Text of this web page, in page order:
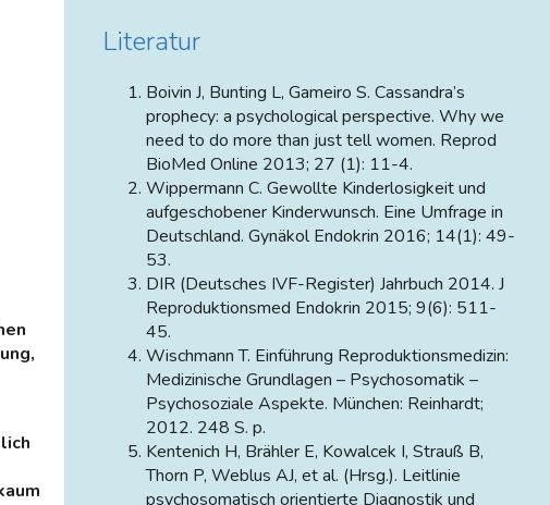
Literatur
Boivin J, Bunting L, Gameiro S. Cassandra’s
prophecy: a psychological perspective. Why we
need to do more than just tell women. Reprod
BioMed Online 2013; 27 (1): 11-4.
Wippermann C. Gewollte Kinderlosigkeit und
aufgeschobener Kinderwunsch. Eine Umfrage in
Deutschland. Gynäkol Endokrin 2016; 14(1): 49-
53.
DIR (Deutsches IVF-Register) Jahrbuch 2014. J
Reproduktionsmed Endokrin 2015; 9(6): 511-
45.
Wischmann T. Einführung Reproduktionsmedizin:
Medizinische Grundlagen – Psychosomatik –
Psychosoziale Aspekte. München: Reinhardt;
2012. 248 S. p.
Kentenich H, Brähler E, Kowalcek I, Strauß B,
Thorn P, Weblus AJ, et al. (Hrsg.). Leitlinie
psychosomatisch orientierte Diagnostik und